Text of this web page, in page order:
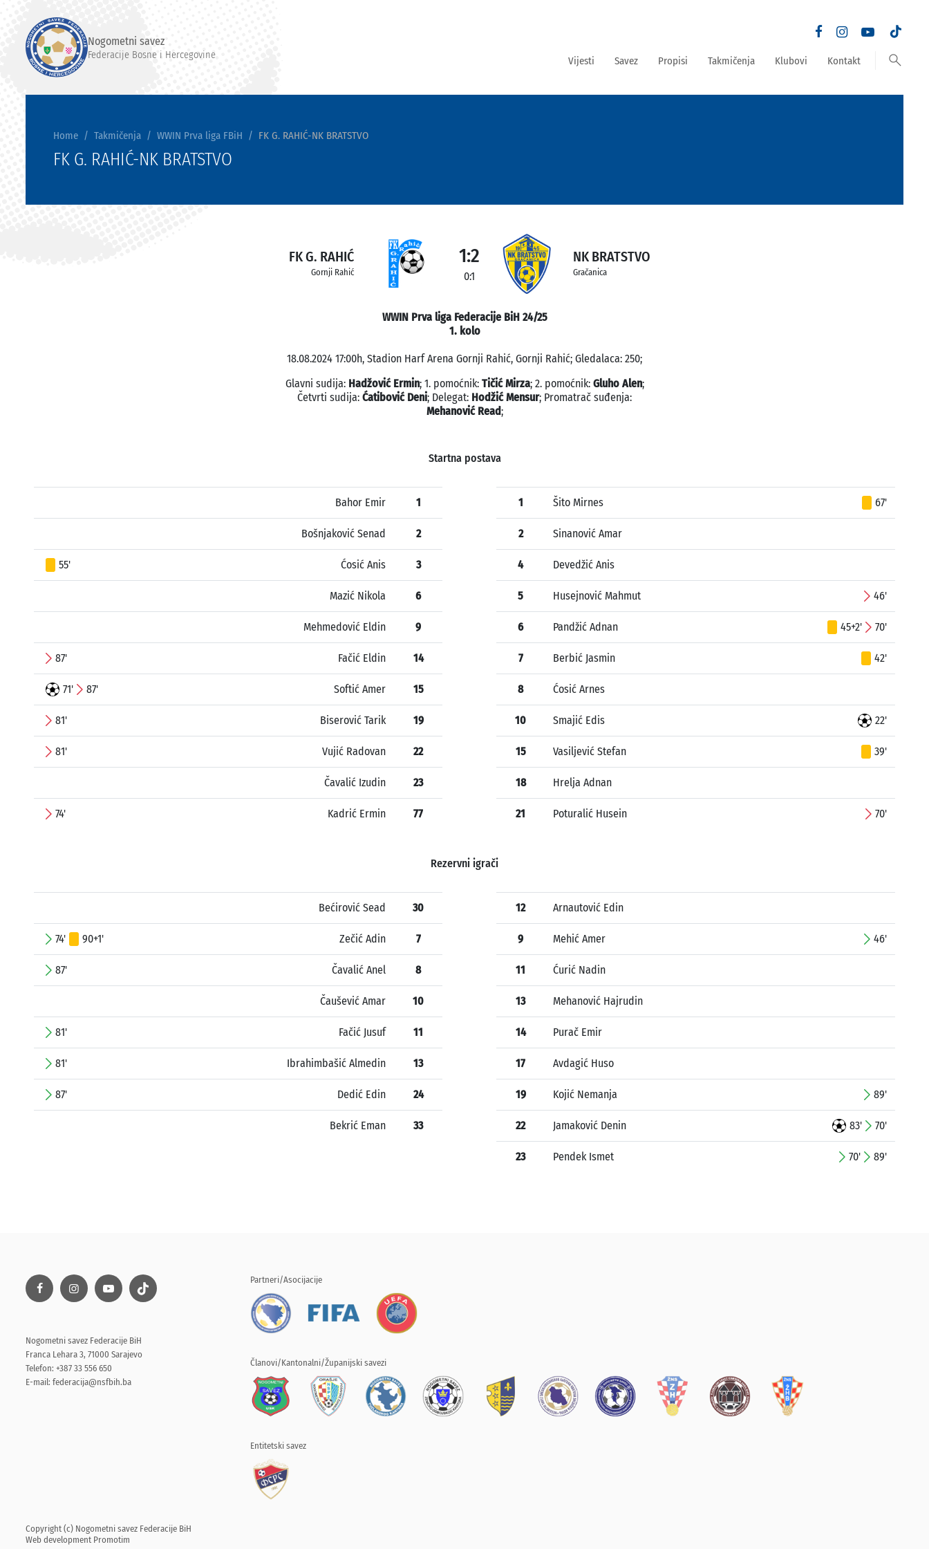
Nogometni savez
Federacije Bosne i Hercegovine Vijesti Savez Propisi Takmičenja Klubovi Kontakt search
Home Takmičenja WWIN Prva liga FBiH FK G. RAHIĆ-NK BRATSTVO
FK G. RAHIĆ-NK BRATSTVO
FK G. RAHIĆ
Gornji Rahić
1:2
0:1
NK BRATSTVO
Gračanica
WWIN Prva liga Federacije BiH 24/25
1. kolo
18.08.2024 17:00h, Stadion Harf Arena Gornji Rahić, Gornji Rahić; Gledalaca: 250;
Glavni sudija: Hadžović Ermin; 1. pomoćnik: Tičić Mirza; 2. pomoćnik: Gluho Alen;
Četvrti sudija: Ćatibović Deni; Delegat: Hodžić Mensur; Promatrač suđenja:
Mehanović Read;
Startna postava
Bahor Emir 1
Bošnjaković Senad 2
55' Ćosić Anis 3
Mazić Nikola 6
Mehmedović Eldin 9
87' Fačić Eldin 14
71' 87' Softić Amer 15
81' Biserović Tarik 19
81' Vujić Radovan 22
Čavalić Izudin 23
74' Kadrić Ermin 77
1 Šito Mirnes 67'
2 Sinanović Amar
4 Devedžić Anis
5 Husejnović Mahmut 46'
6 Pandžić Adnan 45+2' 70'
7 Berbić Jasmin 42'
8 Ćosić Arnes
10 Smajić Edis 22'
15 Vasiljević Stefan 39'
18 Hrelja Adnan
21 Poturalić Husein 70'
Rezervni igrači
Bećirović Sead 30
74' 90+1' Zečić Adin 7
87' Čavalić Anel 8
Čaušević Amar 10
81' Fačić Jusuf 11
81' Ibrahimbašić Almedin 13
87' Dedić Edin 24
Bekrić Eman 33
12 Arnautović Edin
9 Mehić Amer 46'
11 Ćurić Nadin
13 Mehanović Hajrudin
14 Purač Emir
17 Avdagić Huso
19 Kojić Nemanja 89'
22 Jamaković Denin 83' 70'
23 Pendek Ismet 70' 89'
Nogometni savez Federacije BiH
Franca Lehara 3, 71000 Sarajevo
Telefon: +387 33 556 650
E-mail: federacija@nsfbih.ba
Partneri/Asocijacije
Članovi/Kantonalni/Županijski savezi
Entitetski savez
Copyright (c) Nogometni savez Federacije BiH
Web development Promotim